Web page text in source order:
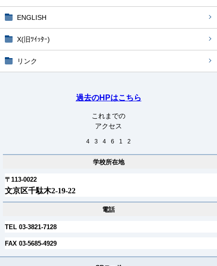
ENGLISH
X(旧ﾂｲｯﾀｰ)
リンク
過去のHPはこちら
これまでの
アクセス
4 3 4 6 1 2
学校所在地
〒113-0022
文京区千駄木2-19-22
電話
TEL 03-3821-7128
FAX 03-5685-4929